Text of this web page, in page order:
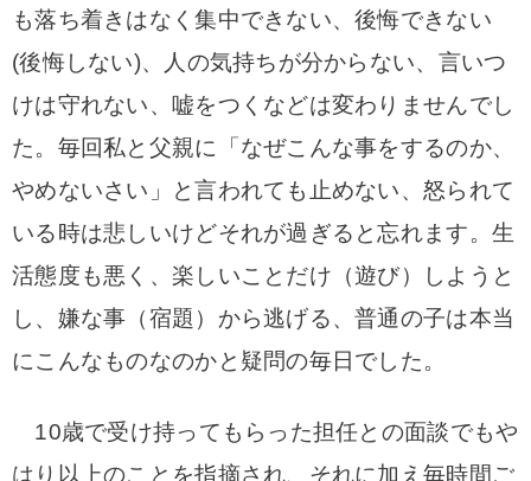
も落ち着きはなく集中できない、後悔できない
(後悔しない)、人の気持ちが分からない、 言いつ
けは守れない、嘘をつくなどは変わりませんでし
た。 毎回私と父親に「なぜこんな事をするのか、
やめないさい」と言われても止めない、怒られて
いる時は悲しいけどそれが過ぎると忘れます。 生
活態度も悪く、楽しいことだけ（遊び）しようと
し、嫌な事（宿題）から逃げる、普通の子は本当
にこんなものなのかと疑問の毎日でした。
10歳で受け持ってもらった担任との面談でもや
はり以上のことを指摘され、それに加え毎時間ご